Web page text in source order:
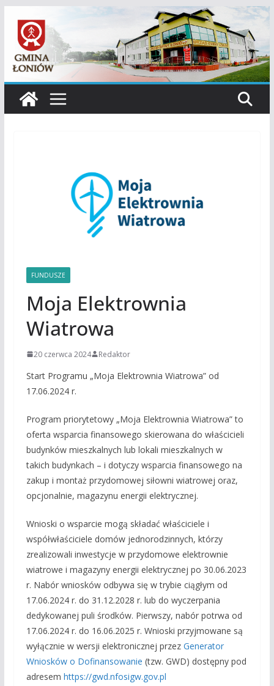
treści
FUNDUSZE
Moja Elektrownia
Wiatrowa
20 czerwca 2024 Redaktor
Start Programu „Moja Elektrownia Wiatrowa” od
17.06.2024 r.
Program priorytetowy „Moja Elektrownia Wiatrowa” to
oferta wsparcia finansowego skierowana do właścicieli
budynków mieszkalnych lub lokali mieszkalnych w
takich budynkach – i dotyczy wsparcia finansowego na
zakup i montaż przydomowej siłowni wiatrowej oraz,
opcjonalnie, magazynu energii elektrycznej.
Wnioski o wsparcie mogą składać właściciele i
współwłaściciele domów jednorodzinnych, którzy
zrealizowali inwestycje w przydomowe elektrownie
wiatrowe i magazyny energii elektrycznej po 30.06.2023
r. Nabór wniosków odbywa się w trybie ciągłym od
17.06.2024 r. do 31.12.2028 r. lub do wyczerpania
dedykowanej puli środków. Pierwszy, nabór potrwa od
17.06.2024 r. do 16.06.2025 r. Wnioski przyjmowane są
wyłącznie w wersji elektronicznej przez Generator
Wniosków o Dofinansowanie (tzw. GWD) dostępny pod
adresem https://gwd.nfosigw.gov.pl